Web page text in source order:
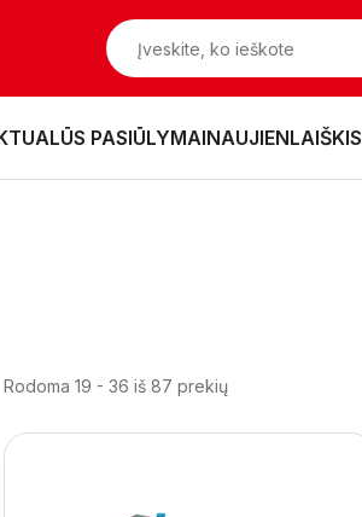
PASIŪLYMAINAUJIENLAIŠKIS
Rodoma 19 - 36 iš 87 prekių